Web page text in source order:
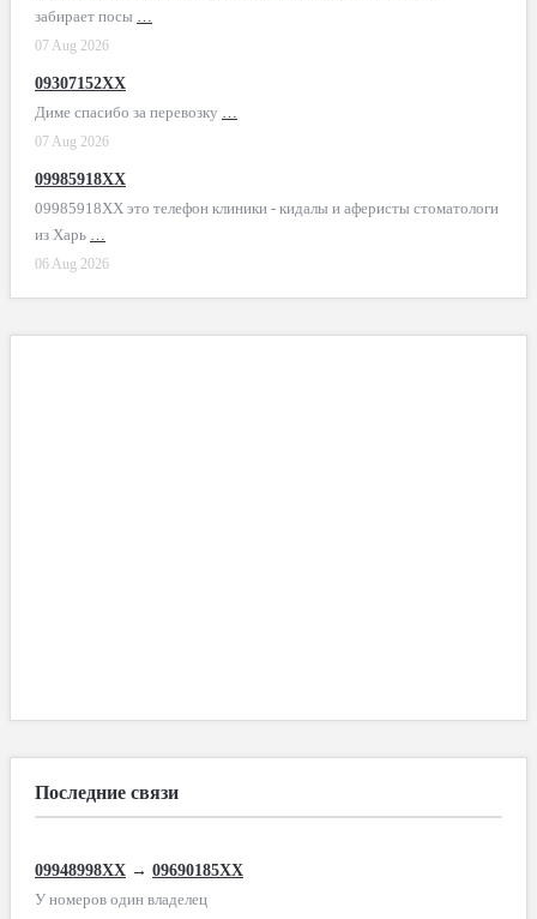
забирает посы …
07 Aug 2026
09307152XX
Диме спасибо за перевозку …
07 Aug 2026
09985918XX
09985918XX это телефон клиники - кидалы и аферисты стоматологи
из Харь …
06 Aug 2026
Последние связи
09948998XX → 09690185XX
У номеров один владелец